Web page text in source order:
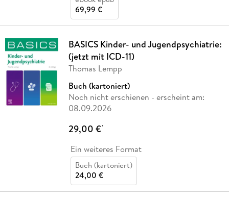
69,99 €
BASICS Kinder- und Jugendpsychiatrie:
(jetzt mit ICD-11)
Thomas Lempp
Buch (kartoniert)
Noch nicht erschienen - erscheint am:
08.09.2026
29,00 €*
Ein weiteres Format
Buch (kartoniert)
24,00 €